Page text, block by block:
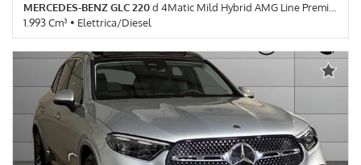
MERCEDES-BENZ GLC 220d 4Matic Mild Hybrid AMG Line Premium
1.993 Cm³ • Elettrica/Diesel
0 Km • Cambio Automatico (9) • GRIGIO ALPI STANDARD pastello
• 5 Porte • 360° camera • ABS • Airbag • Airbag Passeggero •
Airbag testa • Autoradio • Autoradio digitale • Bluetooth •
Bracciolo • Cerchi in lega • Chiusura centralizzata • Climatizzatore
• Controllo elettronico della corsia • Controllo trazione • Cruise
Control • ESP • Fari LED • Fendinebbia • Frenata d'emergenza
assistita • Immobilizzatore elettronico • Riconoscimento dei
segnali stradali • Sedile posteriore sdoppiato • Sensore di luce •